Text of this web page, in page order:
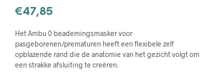
€47,85
Het Ambu 0 beademingsmasker voor
pasgeborenen/prematuren heeft een flexibele zelf
opblazende rand die de anatomie van het gezicht volgt om
een strakke afsluiting te creëren.